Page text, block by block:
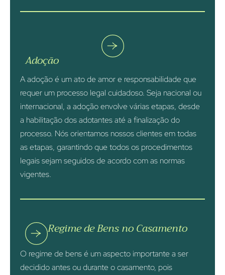
Adoção
A adoção é um ato de amor e responsabilidade que
requer um processo legal cuidadoso. Seja nacional ou
internacional, a adoção envolve várias etapas, desde
a habilitação dos adotantes até a finalização do
processo. Nós orientamos nossos clientes em todas
as etapas, garantindo que todos os procedimentos
legais sejam seguidos de acordo com as normas
vigentes.
Regime de Bens no Casamento
O regime de bens é um aspecto importante a ser
decidido antes ou durante o casamento, pois